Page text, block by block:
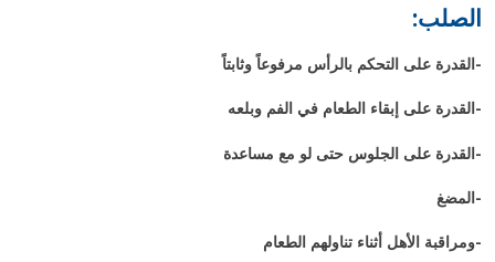
الصلب:
-القدرة على التحكم بالرأس مرفوعاً وثابتاً
-القدرة على إبقاء الطعام في الفم وبلعه
-القدرة على الجلوس حتى لو مع مساعدة
-المضغ
-ومراقبة الأهل أثناء تناولهم الطعام